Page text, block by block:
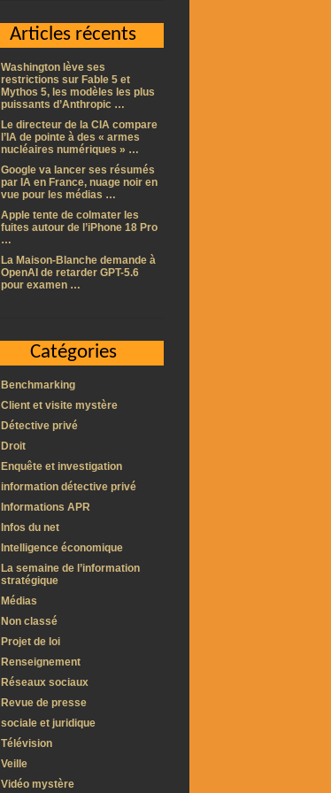
Articles récents
Washington lève ses
restrictions sur Fable 5 et
Mythos 5, les modèles les plus
puissants d’Anthropic …
Le directeur de la CIA compare
l’IA de pointe à des « armes
nucléaires numériques » …
Google va lancer ses résumés
par IA en France, nuage noir en
vue pour les médias …
Apple tente de colmater les
fuites autour de l’iPhone 18 Pro
…
La Maison-Blanche demande à
OpenAI de retarder GPT-5.6
pour examen …
Catégories
Benchmarking
Client et visite mystère
Détective privé
Droit
Enquête et investigation
information détective privé
Informations APR
Infos du net
Intelligence économique
La semaine de l’information
stratégique
Médias
Non classé
Projet de loi
Renseignement
Réseaux sociaux
Revue de presse
sociale et juridique
Télévision
Veille
Vidéo mystère